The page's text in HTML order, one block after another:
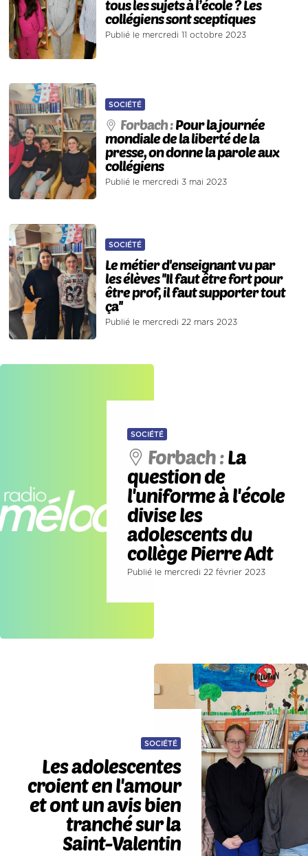
tous les sujets à l’école ? Les
collégiens sont sceptiques
Publié le mercredi 11 octobre 2023
SOCIÉTÉ
Forbach :Pour la journée
mondiale de la liberté de la
presse, on donne la parole aux
collégiens
Publié le mercredi 3 mai 2023
SOCIÉTÉ
Le métier d'enseignant vu par
les élèves ''Il faut être fort pour
être prof, il faut supporter tout
ça''
Publié le mercredi 22 mars 2023
SOCIÉTÉ
Forbach :La
question de
l'uniforme à l'école
divise les
adolescents du
collège Pierre Adt
Publié le mercredi 22 février 2023
SOCIÉTÉ
Les adolescentes
croient en l'amour
et ont un avis bien
tranché sur la
Saint-Valentin